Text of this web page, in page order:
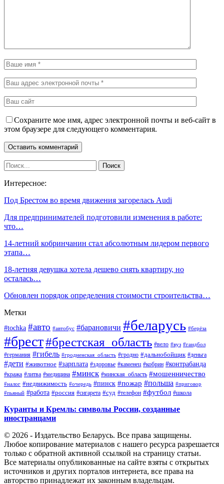
Сохраните мое имя, адрес электронной почты и веб-сайт в
этом браузере для следующего комментария.
Интересное:
Под Брестом во время движения загорелась Audi
Для предпринимателей подготовили изменения в работе:
что…
14-летний кобринчанин стал абсолютным лидером первого
этапа…
18-летняя девушка хотела дешево снять квартиру, но
осталась…
Обновлен порядок определения стоимости строительства…
Метки
#tochka #авто #автобус #барановичи #беларусь #берёза
#брест#брестская_область #вело #вуз #гандбол
#германия #гибель #гродненская_область #гродно #дальнобойщик #деньга
#дети #животное #зарплата #здоровье #каменец #кобрин #контрабанда
#кража #литва #медицина #минск #минская_область #мошенничество
#налог #недвижимость #очередь #пинск #пожар #польша #приговор
#пьяный #работа #россия #сигарета #суд #телефон #футбол #школа
Куранты и Кремль: символы России, созданные
иностранцами
© 2026 - Издательство Беларусь. Все права защищены.
Любое копирование материалов с нашего ресурса разрешается
только с обратной активной ссылкой на страницу статьи.
Все материалы опубликованные на сайте взяты с открытых
источников и других порталов интернета, все права на
авторство принадлежат их законным владельцам.